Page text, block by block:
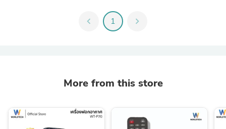
chevron_left 1 chevron_right
More from this store